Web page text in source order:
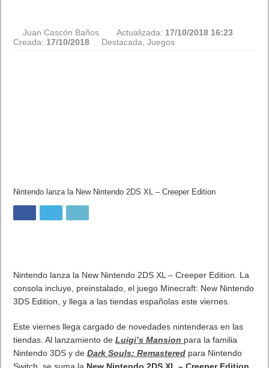
Juan Cascón Baños Actualizada:17/10/2018 16:23
Creada: 17/10/2018 Destacada ,Juegos
Nintendo lanza la New Nintendo 2DS XL – Creeper Edition
Nintendo lanza la New Nintendo 2DS XL – Creeper Edition. La
consola incluye, preinstalado, el juego Minecraft: New Nintendo
3DS Edition, y llega a las tiendas españolas este viernes.
Este viernes llega cargado de novedades nintenderas en las
tiendas. Al lanzamiento deLuigi’s Mansion para la familia
Nintendo 3DS y deDark Souls: Remastered para Nintendo
Switch, se suma la New Nintendo 2DS XL – Creeper Edition,